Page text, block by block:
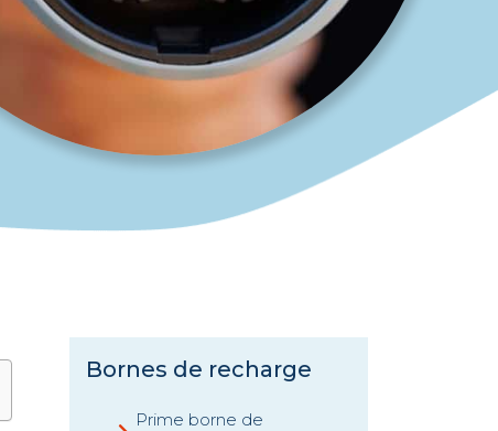
Bornes de recharge
Prime borne de